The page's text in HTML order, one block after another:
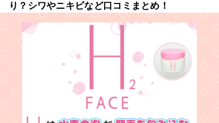
り？シワやニキビなど口コミまとめ！